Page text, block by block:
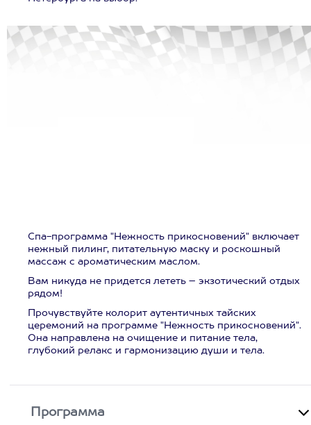
Спа-программа "Нежность прикосновений" включает
нежный пилинг, питательную маску и роскошный
массаж с ароматическим маслом.
Вам никуда не придется лететь – экзотический отдых
рядом!
Прочувствуйте колорит аутентичных тайских
церемоний на программе "Нежность прикосновений".
Она направлена на очищение и питание тела,
глубокий релакс и гармонизацию души и тела.
Программа